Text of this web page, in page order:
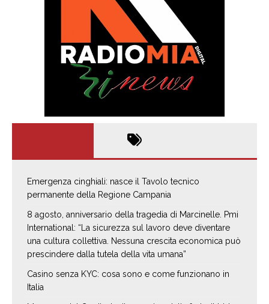
Emergenza cinghiali: nasce il Tavolo tecnico
permanente della Regione Campania
8 agosto, anniversario della tragedia di Marcinelle. Pmi
International: “La sicurezza sul lavoro deve diventare
una cultura collettiva. Nessuna crescita economica può
prescindere dalla tutela della vita umana”
Casino senza KYC: cosa sono e come funzionano in
Italia